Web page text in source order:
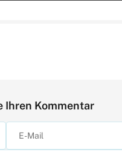
Ihren Kommentar